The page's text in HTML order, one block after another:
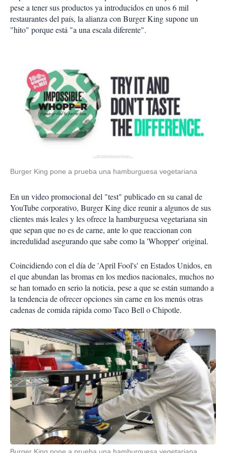
pese a tener sus productos ya introducidos en unos 6 mil
restaurantes del país, la alianza con Burger King supone un
"hito" porque está "a una escala diferente".
Burger King pone a prueba una hamburguesa vegetariana
En un video promocional del "test" publicado en su canal de
YouTube corporativo, Burger King dice reunir a algunos de sus
clientes más leales y les ofrece la hamburguesa vegetariana sin
que sepan que no es de carne, ante lo que reaccionan con
incredulidad asegurando que sabe como la 'Whopper' original.
Coincidiendo con el día de 'April Fool's' en Estados Unidos, en
el que abundan las bromas en los medios nacionales, muchos no
se han tomado en serio la noticia, pese a que se están sumando a
la tendencia de ofrecer opciones sin carne en los menús otras
cadenas de comida rápida como Taco Bell o Chipotle.